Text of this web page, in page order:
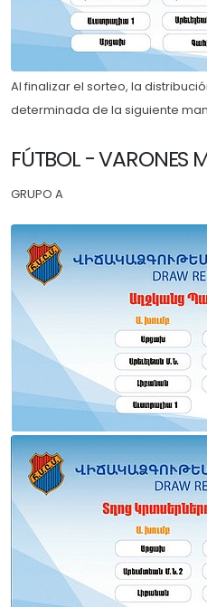
Al finalizar el sorteo, la
determinada de la siguiente
FÚTBOL - VARONES
GRUPO A